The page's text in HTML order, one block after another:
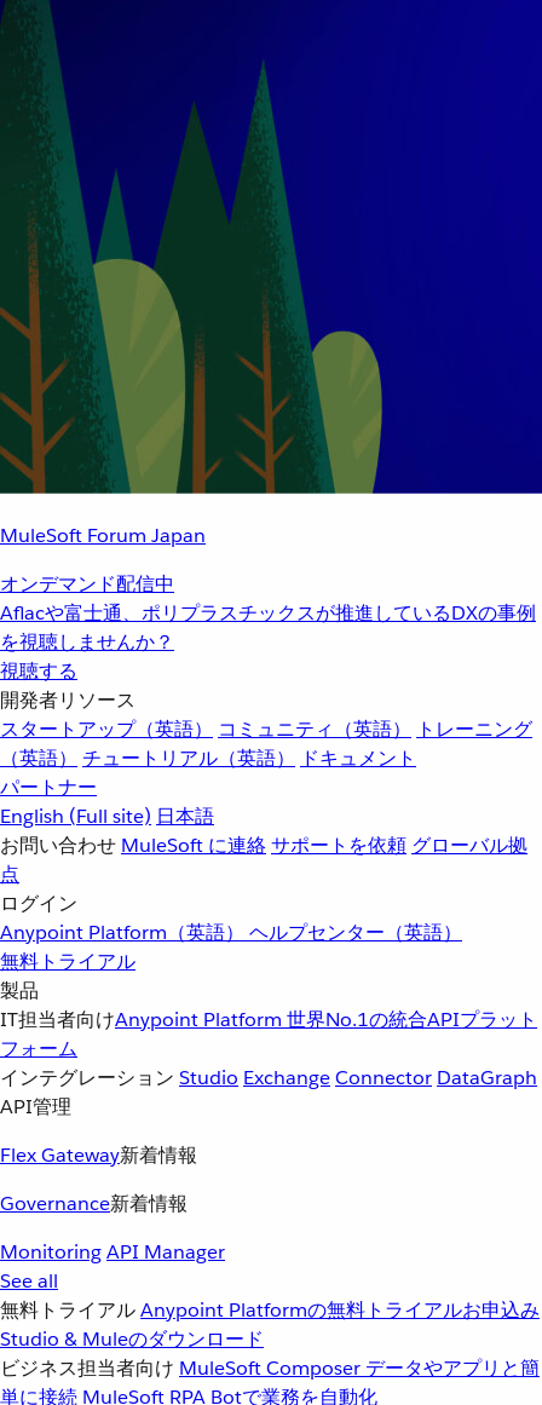
MuleSoft Forum Japan
オンデマンド配信中
Aflacや富士通、ポリプラスチックスが推進しているDXの事例
を視聴しませんか？
視聴する
開発者リソース
スタートアップ（英語）
コミュニティ（英語）
トレーニング
（英語）
チュートリアル（英語）
ドキュメント
パートナー
English (Full site) 日本語
お問い合わせ MuleSoft に連絡サポートを依頼 グローバル拠
点
ログイン
Anypoint Platform（英語） ヘルプセンター（英語）
無料トライアル
製品
IT担当者向けAnypoint Platform 世界No.1の統合APIプラット
フォーム
インテグレーション Studio ExchangeConnector DataGraph
API管理
Flex Gateway新着情報
Governance新着情報
MonitoringAPI Manager
See all
無料トライアルAnypoint Platformの無料トライアルお申込み
Studio & Muleのダウンロード
ビジネス担当者向け MuleSoft Composer データやアプリと簡
単に接続 MuleSoft RPA Botで業務を自動化